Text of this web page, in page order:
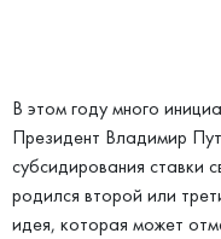
В этом году много
Президент Владимир
субсидирования ставки
родился второй или
идея, которая может